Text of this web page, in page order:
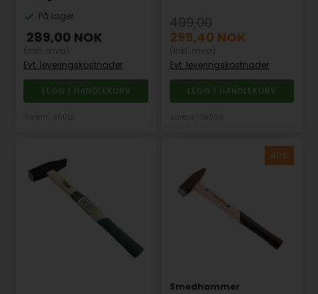
På lager
289,00 NOK
Evt. leveringskostnader
499,00
299,40 NOK
Evt. leveringskostnader
Smedhammer